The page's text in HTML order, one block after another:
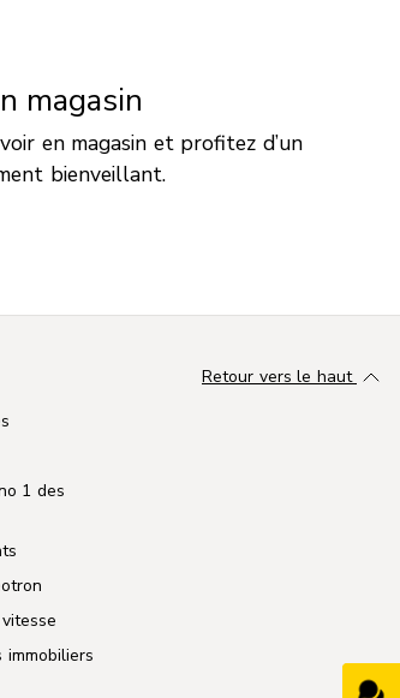
magasin
en magasin et profitez d’un
bienveillant.
1 des
immobiliers
Retour vers le haut